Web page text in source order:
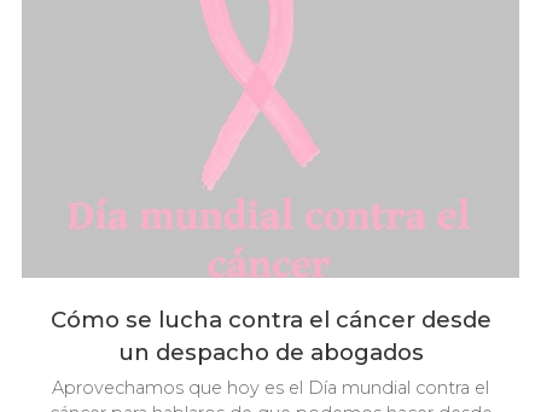
Cómo se lucha contra el cáncer desde
un despacho de abogados
Aprovechamos que hoy es el Día mundial contra el